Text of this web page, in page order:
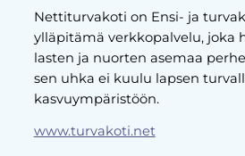
Nettiturvakoti on Ensi- ja
ylläpitämä verkkopalvelu, joka
lasten ja nuorten asemaa
sen uhka ei kuulu lapsen
kasvuympäristöön.
www.turvakoti.net